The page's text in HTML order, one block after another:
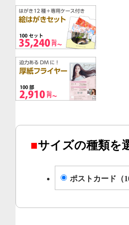
■サイズの種類を
ポストカード（